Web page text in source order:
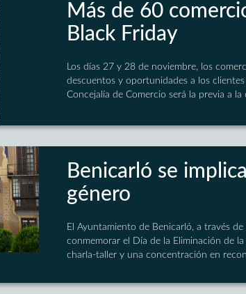
Más de 60
Black Friday
Los días 27 y 28 de noviembre, los
descuentos y oportunidades a los
Concejalía de Comercio será la previa a
Benicarló se
género
El Ayuntamiento de Benicarló, a través
conmemorar el Día de la Eliminación de
charla-taller y una concentración en